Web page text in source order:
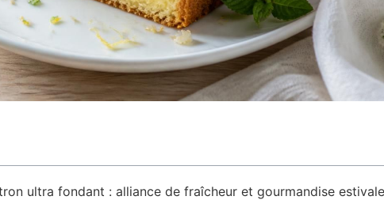
ultra fondant : alliance de fraîcheur et gourmandise estivale